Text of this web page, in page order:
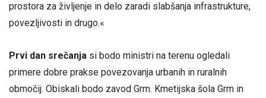
prostora za življenje in delo zaradi slabšanja infrastrukture,
povezljivosti in drugo.«
Prvi dan srečanja si bodo ministri na terenu ogledali
primere dobre prakse povezovanja urbanih in ruralnih
območij. Obiskali bodo zavod Grm. Kmetijska šola Grm in